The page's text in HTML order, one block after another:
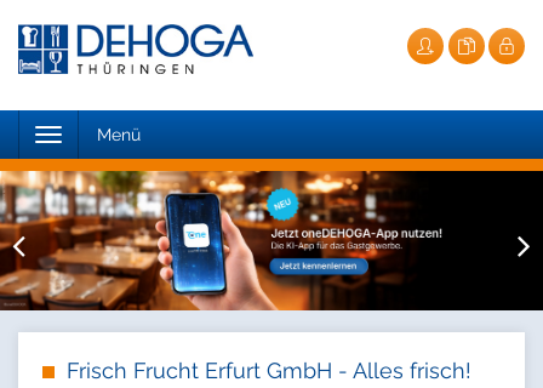
Toggle
navigation
Menü
Frisch Frucht Erfurt GmbH - Alles frisch!